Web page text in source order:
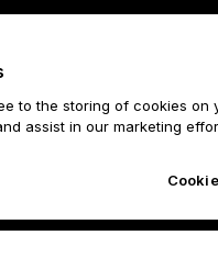
Trocar
to the storing of cookies
assist in our marketing